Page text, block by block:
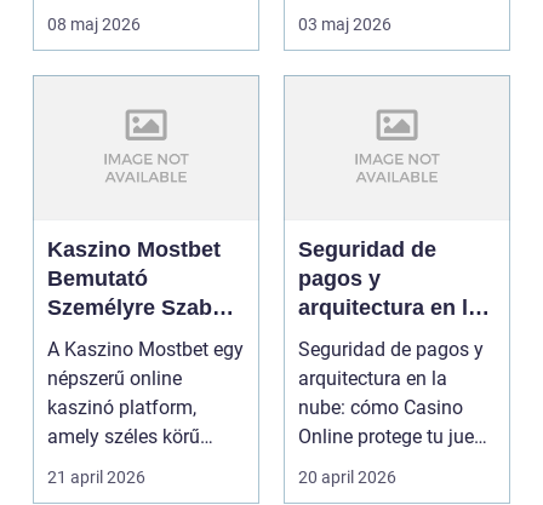
samtidigt som huset
08 maj 2026
i vardagen, hålla för...
03 maj 2026
Kaszino Mostbet
Bemutató
Személyre Szabott
Áttekintés
A Kaszino Mostbet egy
népszerű online
kaszinó platform,
amely széles körű
játékkínálatával és
21 april 2026
Seguridad de
pagos y
arquitectura en la
nube: cómo
Casino Online
protege tu juego
Seguridad de pagos y
arquitectura en la
nube: cómo Casino
Online protege tu juego
Los jugadores de ...
20 april 2026